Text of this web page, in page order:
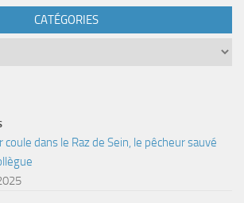
CATÉGORIES
coule dans le Raz de Sein, le pêcheur sauvé